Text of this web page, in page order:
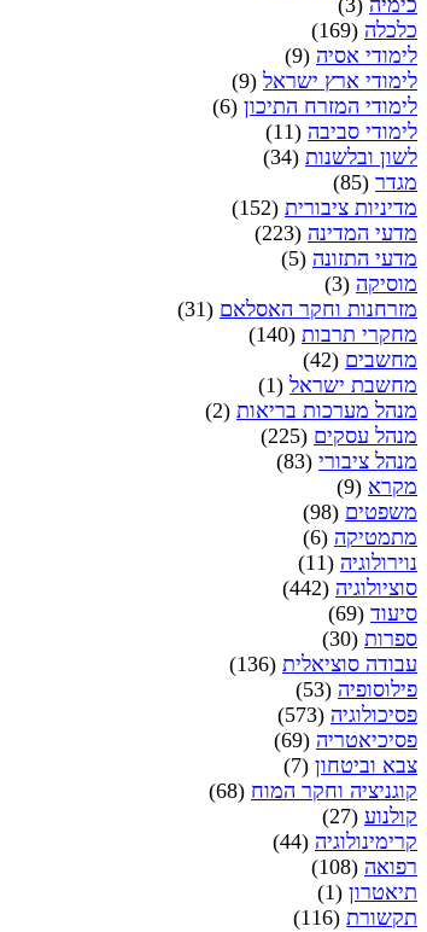
כימיה (3)
כלכלה (169)
לימודי אסיה (9)
לימודי ארץ ישראל (9)
לימודי המזרח התיכון (6)
לימודי סביבה (11)
לשון ובלשנות (34)
מגדר (85)
מדיניות ציבורית (152)
מדעי המדינה (223)
מדעי התזונה (5)
מוסיקה (3)
מזרחנות וחקר האסלאם (31)
מחקרי תרבות (140)
מחשבים (42)
מחשבת ישראל (1)
מנהל מערכות בריאות (2)
מנהל עסקים (225)
מנהל ציבורי (83)
מקרא (9)
משפטים (98)
מתמטיקה (6)
נוירולוגיה (11)
סוציולוגיה (442)
סיעוד (69)
ספרות (30)
עבודה סוציאלית (136)
פילוסופיה (53)
פסיכולוגיה (573)
פסיכיאטריה (69)
צבא וביטחון (7)
קוגניציה וחקר המוח (68)
קולנוע (27)
קרימינולוגיה (44)
רפואה (108)
תיאטרון (1)
תקשורת (116)